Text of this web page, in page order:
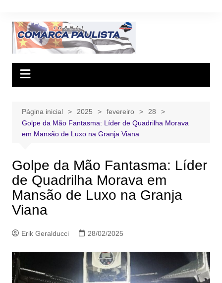
conteúdo
Página inicial 2025 fevereiro
28
Golpe da Mão Fantasma: Líder de Quadrilha Morava
em Mansão de Luxo na Granja Viana
Golpe da Mão Fantasma: Líder
de Quadrilha Morava em
Mansão de Luxo na Granja
Viana
Erik Geralducci 28/02/2025